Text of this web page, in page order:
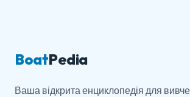
BoatPedia
Ваша відкрита енциклопедія для